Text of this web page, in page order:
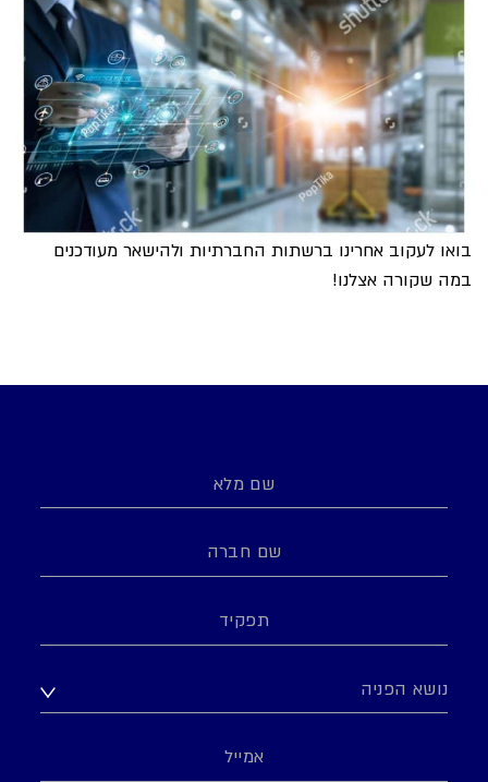
בואו לעקוב אחרינו ברשתות החברתיות ולהישאר מעודכנים
במה שקורה אצלנו!